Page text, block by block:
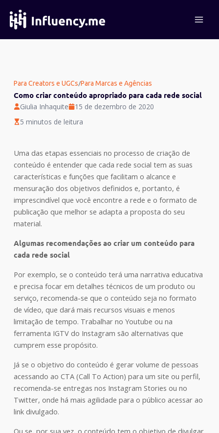
para
conteúdo
Para Creators e UGCs/Para Marcas e Agências
Como criar conteúdo apropriado para cada rede social
Giulia Inhaquite
15 de dezembro de 2020
5 minutos de leitura
Uma das etapas essenciais no processo de criação de
conteúdo é entender que cada rede social tem as suas
características e funções que facilitam o alcance e
mensuração dos objetivos definidos e, portanto, é
imprescindível que você encontre a rede e o formato de
publicação que melhor se adapta a proposta do seu
material.
Algumas recomendações ao criar um conteúdo para
cada rede social
Por exemplo, se o conteúdo terá uma narrativa educativa
e precisa focar em detalhes técnicos de um produto ou
serviço, recomenda-se que o conteúdo seja no formato
de vídeo, que dará mais recursos visuais e menos
limitação de tempo. Trabalhar no Youtube ou na
ferramenta IGTV do Instagram são alternativas que
cumprem esse propósito.
Já se o objetivo do conteúdo é gerar volume de pessoas
acessando ao CTA (Call To Action) para um site ou perfil,
recomenda-se entregas nos Instagram Stories ou no
Twitter, onde há mais agilidade para o público acessar ao
link divulgado.